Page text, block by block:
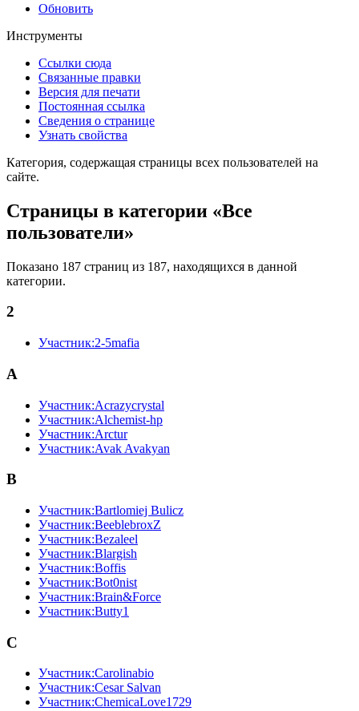
Обновить
Инструменты
Ссылки сюда
Связанные правки
Версия для печати
Постоянная ссылка
Сведения о странице
Узнать свойства
Категория, содержащая страницы всех пользователей на
сайте.
Страницы в категории «Все
пользователи»
Показано 187 страниц из 187, находящихся в данной
категории.
2
Участник:2-5mafia
A
Участник:Acrazycrystal
Участник:Alchemist-hp
Участник:Arctur
Участник:Avak Avakyan
B
Участник:Bartlomiej Bulicz
Участник:BeeblebroxZ
Участник:Bezaleel
Участник:Blargish
Участник:Boffis
Участник:Bot0nist
Участник:Brain&Force
Участник:Butty1
C
Участник:Carolinabio
Участник:Cesar Salvan
Участник:ChemicaLove1729